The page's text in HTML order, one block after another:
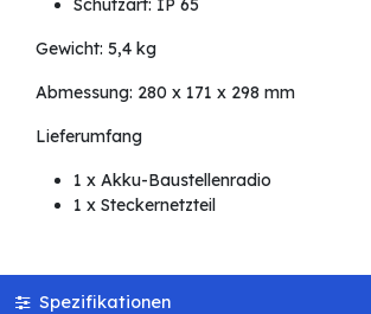
Schutzart: IP 65
Gewicht: 5,4 kg
Abmessung: 280 x 171 x 298 mm
Lieferumfang
1 x Akku-Baustellenradio
1 x Steckernetzteil
Spezifikationen